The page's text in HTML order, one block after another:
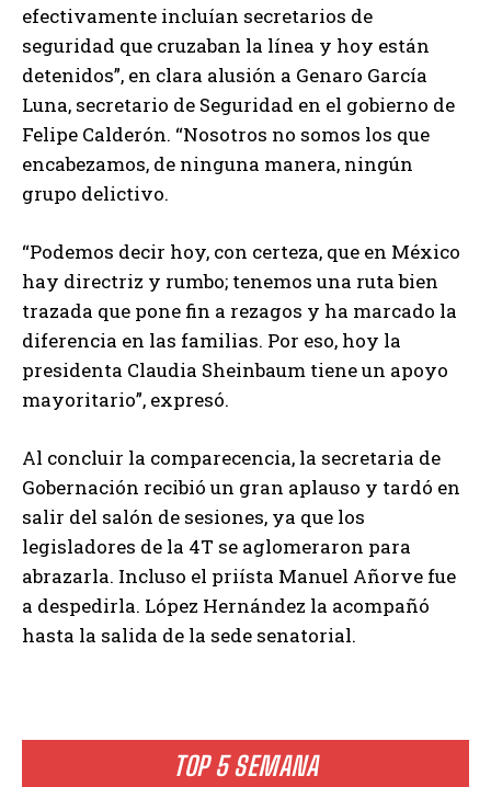
TOP 5 SEMANA
efectivamente incluían secretarios de
seguridad que cruzaban la línea y hoy están
detenidos”, en clara alusión a Genaro García
Luna, secretario de Seguridad en el gobierno de
Felipe Calderón. “Nosotros no somos los que
encabezamos, de ninguna manera, ningún
grupo delictivo.
“Podemos decir hoy, con certeza, que en México
hay directriz y rumbo; tenemos una ruta bien
trazada que pone fin a rezagos y ha marcado la
diferencia en las familias. Por eso, hoy la
presidenta Claudia Sheinbaum tiene un apoyo
mayoritario”, expresó.
Al concluir la comparecencia, la secretaria de
Gobernación recibió un gran aplauso y tardó en
salir del salón de sesiones, ya que los
legisladores de la 4T se aglomeraron para
abrazarla. Incluso el priísta Manuel Añorve fue
a despedirla. López Hernández la acompañó
hasta la salida de la sede senatorial.